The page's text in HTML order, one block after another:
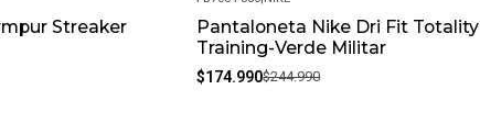
Streaker
-29%
Pantaloneta Nike Dri Fit Totality
Training-Verde Militar
$174.990$244.990